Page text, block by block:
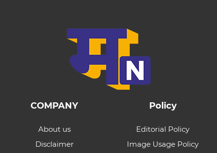
COMPANY
About us
Disclaimer
Policy
Editorial Policy
Image Usage Policy